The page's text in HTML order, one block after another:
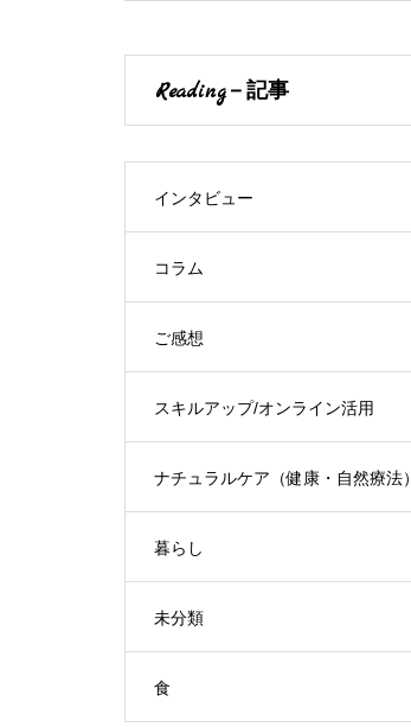
Reading－記事
インタビュー
コラム
ご感想
スキルアップ/オンライン活用
ナチュラルケア（健康・自然療法）
暮らし
未分類
食